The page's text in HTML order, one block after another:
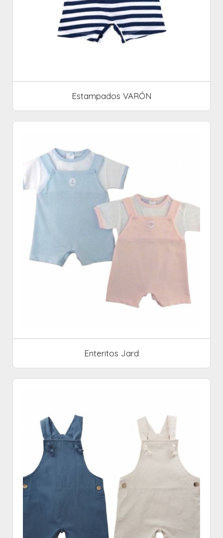
Estampados VARÓN
Enteritos Jard